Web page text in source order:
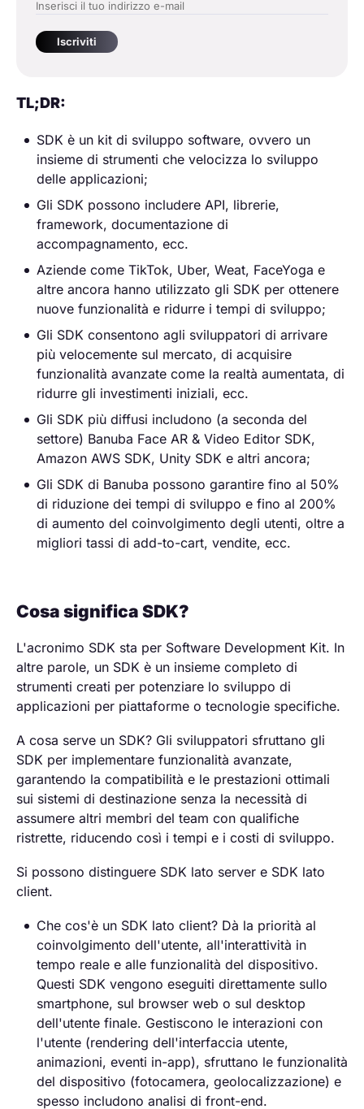
Iscriviti
TL;DR:
SDK è un kit di sviluppo software, ovvero un
insieme di strumenti che velocizza lo sviluppo
delle applicazioni;
Gli SDK possono includere API, librerie,
framework, documentazione di
accompagnamento, ecc.
Aziende come TikTok, Uber, Weat, FaceYoga e
altre ancora hanno utilizzato gli SDK per ottenere
nuove funzionalità e ridurre i tempi di sviluppo;
Gli SDK consentono agli sviluppatori di arrivare
più velocemente sul mercato, di acquisire
funzionalità avanzate come la realtà aumentata, di
ridurre gli investimenti iniziali, ecc.
Gli SDK più diffusi includono (a seconda del
settore) Banuba Face AR & Video Editor SDK,
Amazon AWS SDK, Unity SDK e altri ancora;
Gli SDK di Banuba possono garantire fino al 50%
di riduzione dei tempi di sviluppo e fino al 200%
di aumento del coinvolgimento degli utenti, oltre a
migliori tassi di add-to-cart, vendite, ecc.
Cosa significa SDK?
L'acronimo SDK sta per Software Development Kit. In
altre parole, un SDK è un insieme completo di
strumenti creati per potenziare lo sviluppo di
applicazioni per piattaforme o tecnologie specifiche.
A cosa serve un SDK? Gli sviluppatori sfruttano gli
SDK per implementare funzionalità avanzate,
garantendo la compatibilità e le prestazioni ottimali
sui sistemi di destinazione senza la necessità di
assumere altri membri del team con qualifiche
ristrette, riducendo così i tempi e i costi di sviluppo.
Si possono distinguere SDK lato server e SDK lato
client.
Che cos'è un SDK lato client? Dà la priorità al
coinvolgimento dell'utente, all'interattività in
tempo reale e alle funzionalità del dispositivo.
Questi SDK vengono eseguiti direttamente sullo
smartphone, sul browser web o sul desktop
dell'utente finale. Gestiscono le interazioni con
l'utente (rendering dell'interfaccia utente,
animazioni, eventi in-app), sfruttano le funzionalità
del dispositivo (fotocamera, geolocalizzazione) e
spesso includono analisi di front-end.